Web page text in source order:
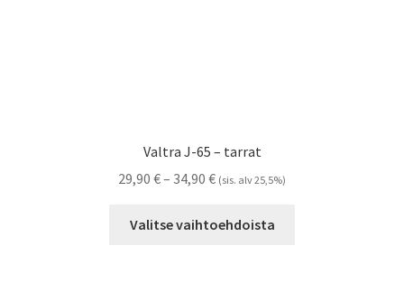
Valtra J-65 – tarrat
29,90 €– 34,90 €Hintaluokka:
-
(sis. alv 25,5%)
Valitse vaihtoehdoista